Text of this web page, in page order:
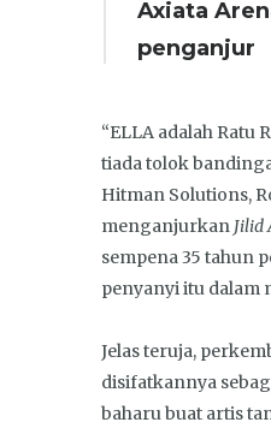
Axiata
penganjur
“ELLA adalah Ratu
tiada tolok
Hitman Solutions,
menganjurkan Jilid
sempena 35 tahun
penyanyi itu dalam
Jelas teruja,
disifatkannya
baharu buat artis